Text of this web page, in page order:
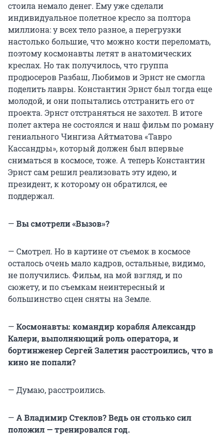
стоила немало денег. Ему уже сделали
индивидуальное полетное кресло за полтора
миллиона: у всех тело разное, а перегрузки
настолько большие, что можно кости переломать,
поэтому космонавты летят в анатомических
креслах. Но так получилось, что группа
продюсеров Разбаш, Любимов и Эрнст не смогла
поделить лавры. Константин Эрнст был тогда еще
молодой, и они попытались отстранить его от
проекта. Эрнст отстраняться не захотел. В итоге
полет актера не состоялся и наш фильм по роману
гениального Чингиза Айтматова «Тавро
Кассандры», который должен был впервые
сниматься в космосе, тоже. А теперь Константин
Эрнст сам решил реализовать эту идею, и
президент, к которому он обратился, ее
поддержал.
— Вы смотрели «Вызов»?
— Смотрел. Но в картине от съемок в космосе
осталось очень мало кадров, остальные, видимо,
не получились. Фильм, на мой взгляд, и по
сюжету, и по съемкам неинтересный и
большинство сцен сняты на Земле.
— Космонавты: командир корабля Александр
Калери, выполняющий роль оператора, и
бортинженер Сергей Залетин расстроились, что в
кино не попали?
— Думаю, расстроились.
— А Владимир Стеклов? Ведь он столько сил
положил — тренировался год.